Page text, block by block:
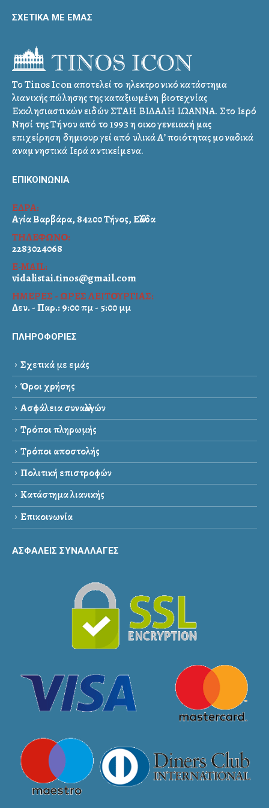
ΣΧΕΤΙΚΑ ΜΕ ΕΜΑΣ
Το Tinos Icon αποτελεί το ηλεκτρονικό κατάστημα
λιανικής πώλησης της καταξιωμένη βιοτεχνίας
Εκκλησιαστικών ειδών ΣΤΑΗ ΒΙΔΑΛΗ ΙΩΑΝΝΑ. Στο Ιερό
Νησί της Τήνου από το 1993 η οικογενειακή μας
επιχείρηση δημιουργεί από υλικά Α’ ποιότητας μοναδικά
αναμνηστικά Ιερά αντικείμενα.
ΕΠΙΚΟΙΝΩΝΙΑ
ΕΔΡΑ:
Αγία Βαρβάρα, 84200 Τήνος, Ελλάδα
ΤΗΛΕΦΩΝΟ:
2283024068
E-MAIL:
vidalistai.tinos@gmail.com
ΗΜΕΡΕΣ - ΩΡΕΣ ΛΕΙΤΟΥΡΓΙΑΣ:
Δευ. - Παρ.: 9:00 πμ - 5:00 μμ
ΠΛΗΡΟΦΟΡΙΕΣ
Σχετικά με εμάς
Όροι χρήσης
Ασφάλεια συναλλαγών
Τρόποι πληρωμής
Τρόποι αποστολής
Πολιτική επιστροφών
Κατάστημα λιανικής
Επικοινωνία
ΑΣΦΑΛΕΙΣ ΣΥΝΑΛΛΑΓΕΣ